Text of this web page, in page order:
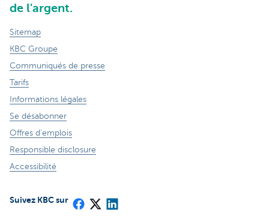
de l'argent.
Sitemap
KBC Groupe
Communiqués de presse
Tarifs
Informations légales
Se désabonner
Offres d'emplois
Responsible disclosure
Accessibilité
Suivez KBC sur